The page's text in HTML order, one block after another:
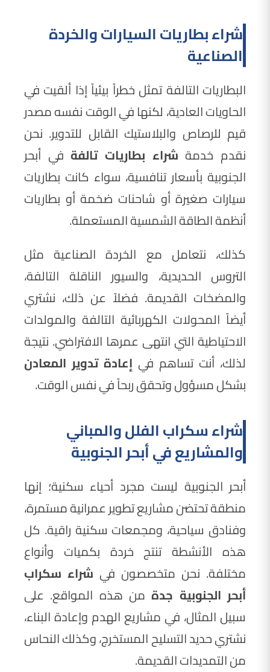
شراء بطاريات السيارات والخردة
الصناعية
البطاريات التالفة تمثل خطراً بيئياً إذا ألقيت في
الحاويات العادية، لكنها في الوقت نفسه مصدر
قيم للرصاص والبلاستيك القابل للتدوير. نحن
نقدم خدمة شراء بطاريات تالفةفي أبحر
الجنوبية بأسعار تنافسية، سواء كانت بطاريات
سيارات صغيرة أو شاحنات ضخمة أو بطاريات
أنظمة الطاقة الشمسية المستعملة.
كذلك، نتعامل مع الخردة الصناعية مثل
التروس الحديدية، والسيور الناقلة التالفة،
والمضخات القديمة. فضلاً عن ذلك، نشتري
أيضاً المحولات الكهربائية التالفة والمولدات
الاحتياطية التي انتهى عمرها الافتراضي. نتيجة
لذلك، أنت تساهم في إعادة تدوير المعادن
بشكل مسؤول وتحقق ربحاً في نفس الوقت.
شراء سكراب الفلل والمباني
والمشاريع في أبحر الجنوبية
أبحر الجنوبية ليست مجرد أحياء سكنية؛ إنها
منطقة تحتضن مشاريع تطوير عمرانية مستمرة،
وفنادق سياحية، ومجمعات سكنية راقية. كل
هذه الأنشطة تنتج خردة بكميات وأنواع
مختلفة. نحن متخصصون في شراء سكراب
أبحر الجنوبية جدةمن هذه المواقع. على
سبيل المثال، في مشاريع الهدم وإعادة البناء،
نشتري حديد التسليح المستخرج، وكذلك النحاس
من التمديدات القديمة.